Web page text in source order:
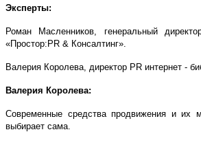
Эксперты:
Роман Масленников, генеральный
«Простор:PR & Консалтинг».
Валерия Королева, директор PR интернет -
Валерия Королева:
Современные средства продвижения и их
выбирает сама.